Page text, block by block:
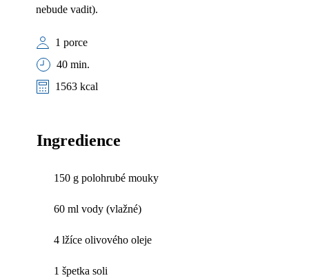
nebude vadit).
1 porce
40 min.
1563 kcal
Ingredience
150 g polohrubé mouky
60 ml vody (vlažné)
4 lžíce olivového oleje
1 špetka soli